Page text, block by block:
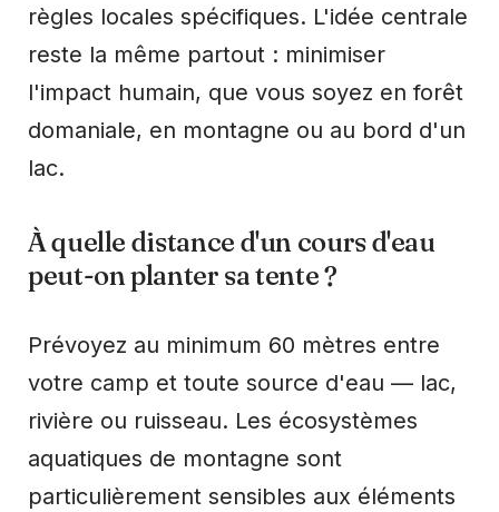
règles locales spécifiques. L'idée centrale
reste la même partout : minimiser
l'impact humain, que vous soyez en forêt
domaniale, en montagne ou au bord d'un
lac.
À quelle distance d'un cours d'eau
peut-on planter sa tente ?
Prévoyez au minimum 60 mètres entre
votre camp et toute source d'eau — lac,
rivière ou ruisseau. Les écosystèmes
aquatiques de montagne sont
particulièrement sensibles aux éléments